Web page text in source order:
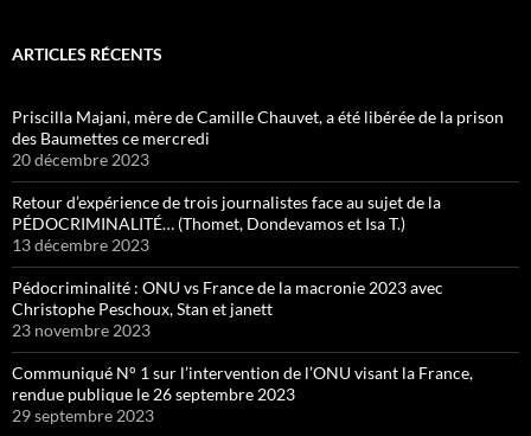
ARTICLES RÉCENTS
Priscilla Majani, mère de Camille Chauvet, a été libérée de la prison
des Baumettes ce mercredi
20 décembre 2023
Retour d’expérience de trois journalistes face au sujet de la
PÉDOCRIMINALITÉ… (Thomet, Dondevamos et Isa T.)
13 décembre 2023
Pédocriminalité : ONU vs France de la macronie 2023 avec
Christophe Peschoux, Stan et janett
23 novembre 2023
Communiqué N° 1 sur l’intervention de l’ONU visant la France,
rendue publique le 26 septembre 2023
29 septembre 2023